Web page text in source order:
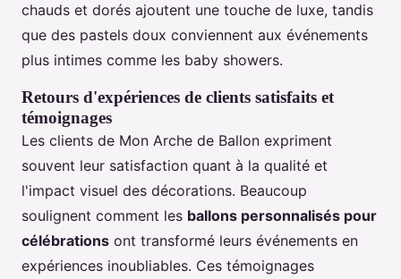
chauds et dorés ajoutent une touche de luxe, tandis
que des pastels doux conviennent aux événements
plus intimes comme les baby showers.
Retours d'expériences de clients satisfaits et
témoignages
Les clients de Mon Arche de Ballon expriment
souvent leur satisfaction quant à la qualité et
l'impact visuel des décorations. Beaucoup
soulignent comment les ballons personnalisés pour
célébrations ont transformé leurs événements en
expériences inoubliables. Ces témoignages